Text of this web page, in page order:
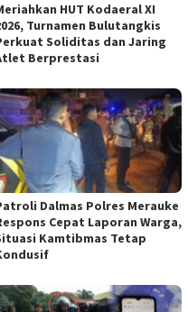
HUT Kodaeral XI
Turnamen Bulutangkis
Soliditas dan Jaring
Berprestasi
Dalmas Polres Merauke
Cepat Laporan Warga,
Kamtibmas Tetap